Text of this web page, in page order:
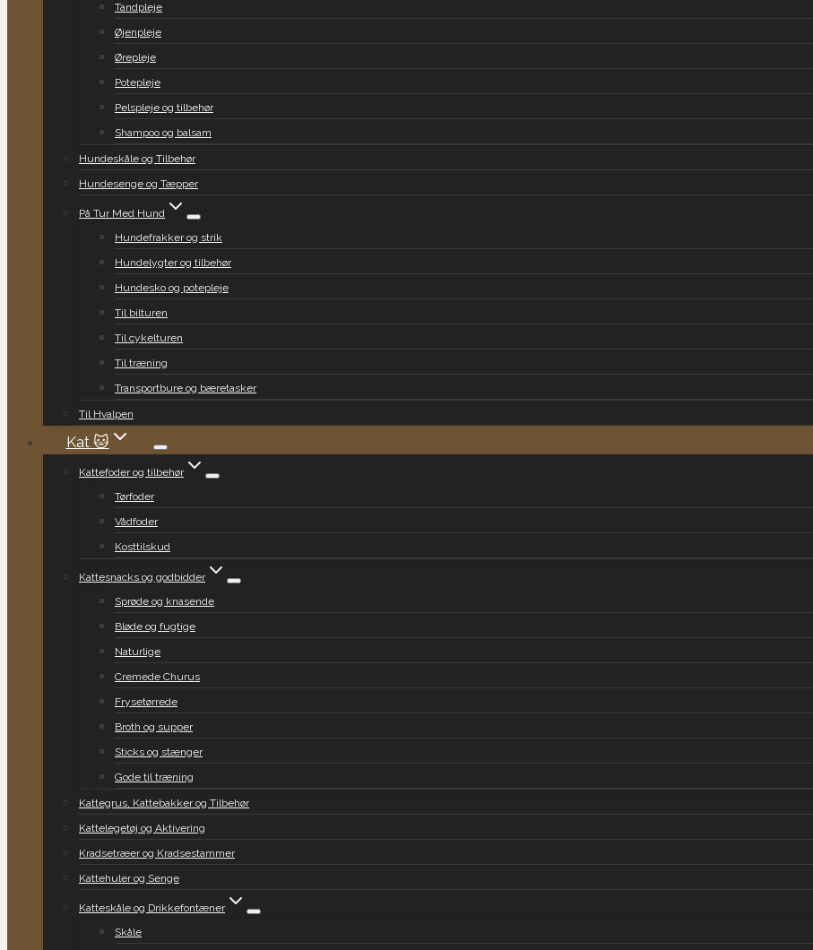
Tandpleje
Øjenpleje
Ørepleje
Potepleje
Pelspleje og tilbehør
Shampoo og balsam
Hundeskåle og Tilbehør
Hundesenge og Tæpper
På Tur Med Hund
Hundefrakker og strik
Hundelygter og tilbehør
Hundesko og potepleje
Til bilturen
Til cykelturen
Til træning
Transportbure og bæretasker
Til Hvalpen
Kat 🐱
Kattefoder og tilbehør
Tørfoder
Vådfoder
Kosttilskud
Kattesnacks og godbidder
Sprøde og knasende
Bløde og fugtige
Naturlige
Cremede Churus
Frysetørrede
Broth og supper
Sticks og stænger
Gode til træning
Kattegrus, Kattebakker og Tilbehør
Kattelegetøj og Aktivering
Kradsetræer og Kradsestammer
Kattehuler og Senge
Katteskåle og Drikkefontæner
Skåle